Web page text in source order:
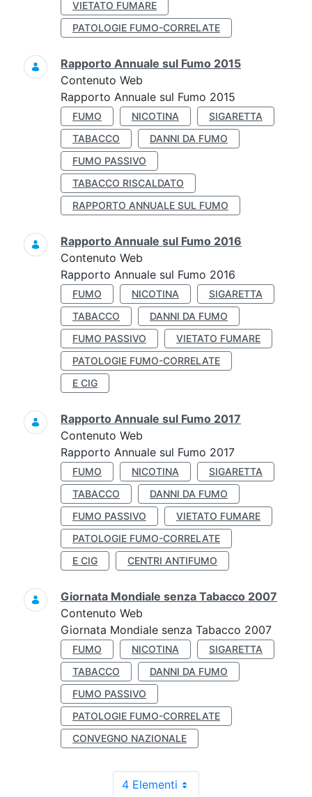
VIETATO FUMARE
PATOLOGIE FUMO-CORRELATE
Rapporto Annuale sul Fumo 2015
Contenuto Web
Rapporto Annuale sul Fumo 2015
FUMO NICOTINA
SIGARETTA
TABACCO
DANNI DA FUMO
FUMO PASSIVO
TABACCO RISCALDATO
RAPPORTO ANNUALE SUL FUMO
Rapporto Annuale sul Fumo 2016
Contenuto Web
Rapporto Annuale sul Fumo 2016
FUMO NICOTINA
SIGARETTA
TABACCO
DANNI DA FUMO
FUMO PASSIVO
VIETATO FUMARE
PATOLOGIE FUMO-CORRELATE
E CIG
Rapporto Annuale sul Fumo 2017
Contenuto Web
Rapporto Annuale sul Fumo 2017
FUMO NICOTINA
SIGARETTA
TABACCO
DANNI DA FUMO
FUMO PASSIVO
VIETATO FUMARE
PATOLOGIE FUMO-CORRELATE
E CIG
CENTRI ANTIFUMO
Giornata Mondiale senza Tabacco 2007
Contenuto Web
Giornata Mondiale senza Tabacco 2007
FUMO NICOTINA
SIGARETTA
TABACCO
DANNI DA FUMO
FUMO PASSIVO
PATOLOGIE FUMO-CORRELATE
CONVEGNO NAZIONALE
4 Elementi